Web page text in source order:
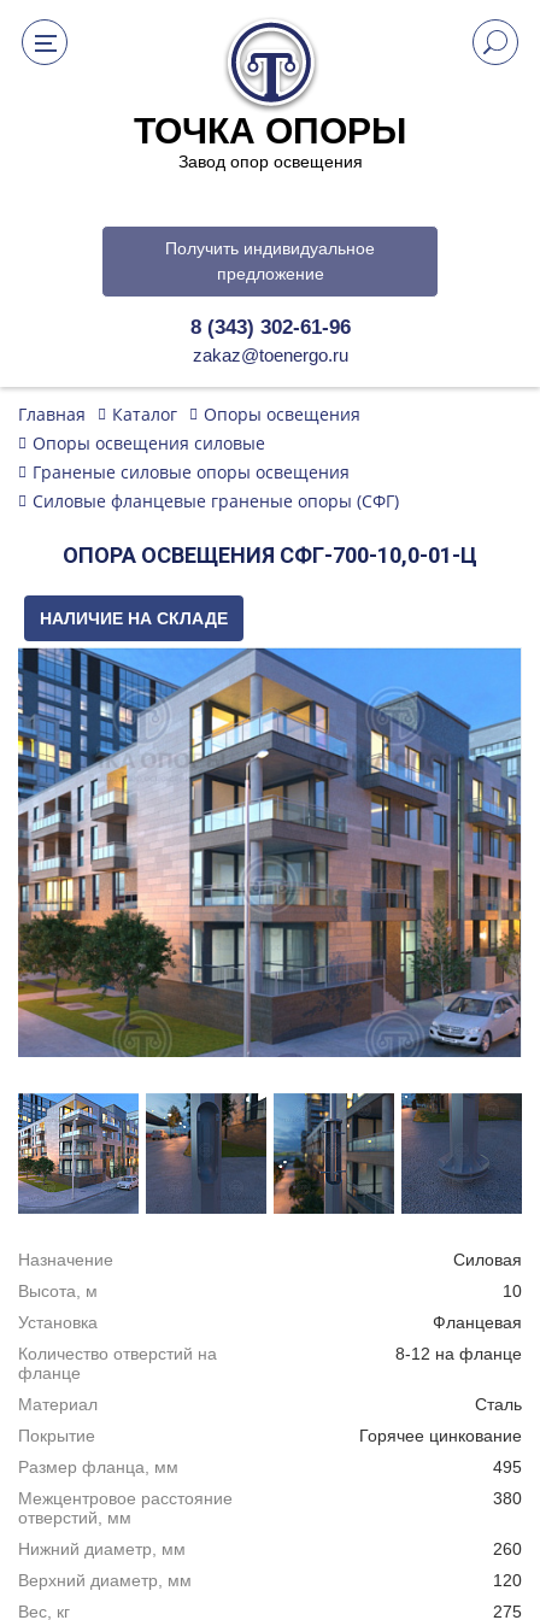
ТОЧКА ОПОРЫ
Завод опор освещения
Получить индивидуальное
предложение
8 (343) 302-61-96
zakaz@toenergo.ru
Главная Каталог
Опоры освещения
Опоры освещения силовые
Граненые силовые опоры освещения
Силовые фланцевые граненые опоры (СФГ)
ОПОРА ОСВЕЩЕНИЯ СФГ-700-10,0-01-Ц
НАЛИЧИЕ НА СКЛАДЕ
Назначение
Силовая
Высота, м
10
Установка
Фланцевая
Количество отверстий на
фланце
8-12 на фланце
Материал
Сталь
Покрытие
Горячее цинкование
Размер фланца, мм
495
Межцентровое расстояние
отверстий, мм
380
Нижний диаметр, мм
260
Верхний диаметр, мм
120
Вес, кг
275